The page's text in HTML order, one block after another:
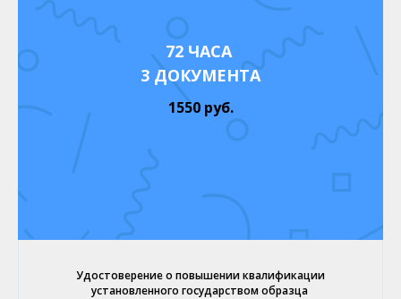
72 ЧАСА
3 ДОКУМЕНТА
1550 руб.
Удостоверение о повышении квалификации
установленного государством образца